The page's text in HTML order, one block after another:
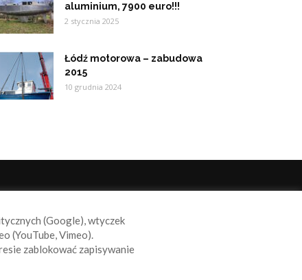
aluminium, 7900 euro!!!
2 stycznia 2025
Łódź motorowa – zabudowa
2015
10 grudnia 2024
(Google), wtyczek
(YouTube, Vimeo).
zablokować zapisywanie